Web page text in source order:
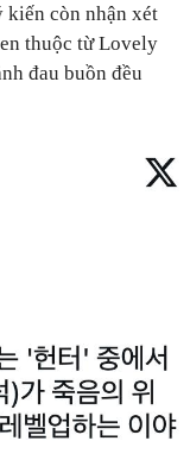
kiến còn nhận xét
thuộc từ Lovely
đau buồn đều